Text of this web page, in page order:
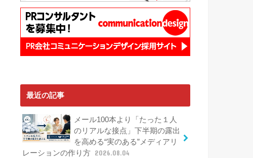
最近の記事
メール100本より「たった１人
のリアルな接点」下半期の露出
を高める“実のある”メディアリ
レーションの作り方 2026.08.04